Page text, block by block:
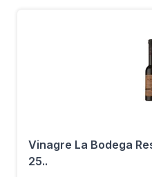
Vinagre La Bodega
25..